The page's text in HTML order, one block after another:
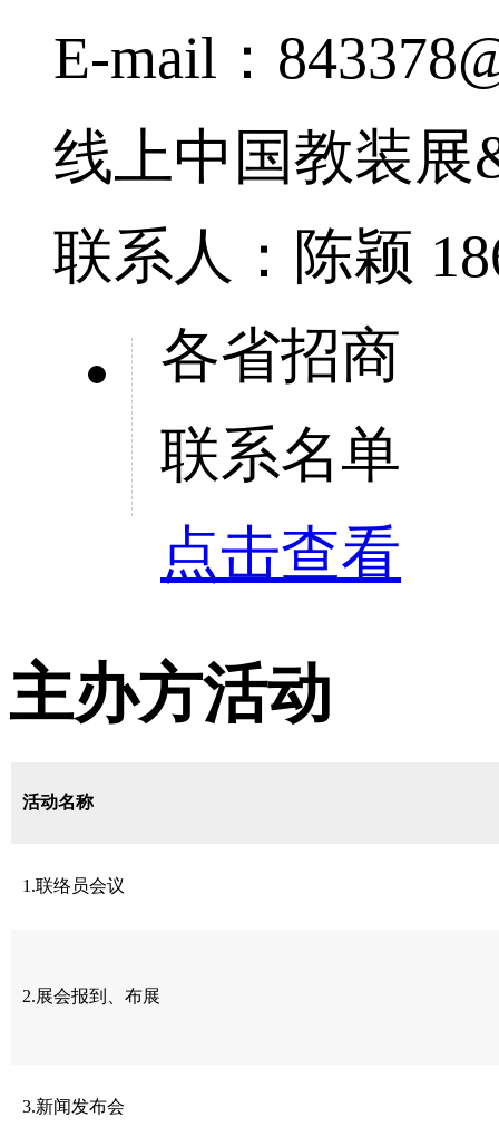
E-mail：
线上中国教装展
联系人：陈颖
各省招商
联系名单
点击查看
主办方活动
活动名称
1.联络员会议
2.展会报到、布展
3.新闻发布会